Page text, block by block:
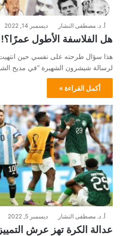
أ. د. مصطفى النشار ديسمبر 14, 2022
هل الفلاسفة الأطول عمرًا؟!
هذا سؤال طرحته على نفسي حين انتهيت
لرسالة شيشرون الشهيرة “في مديح
أكمل القراءة »
أ. د. مصطفى النشار ديسمبر 5, 2022
عدالة الكرة تهز عرش التمييز